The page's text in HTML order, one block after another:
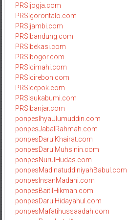
PRSIjogja.com
PRSIgorontalo.com
PRSIjambi.com
PRSIbandung.com
PRSIbekasi.com
PRSIbogor.com
PRSIcimahi.com
PRSIcirebon.com
PRSIdepok.com
PRSIsukabumi.com
PRSIbanjar.com
ponpesIhyaUlumuddin.com
ponpesJabalRahmah.com
ponpesDarulKhairat.com
ponpesDarulMuhsinin.com
ponpesNurulHudas.com
ponpesMadinatuddiniyahBabul.com
ponpesInsanMadani.com
ponpesBaitilHikmah.com
ponpesDarulHidayahul.com
ponpesMafatihussaadah.com